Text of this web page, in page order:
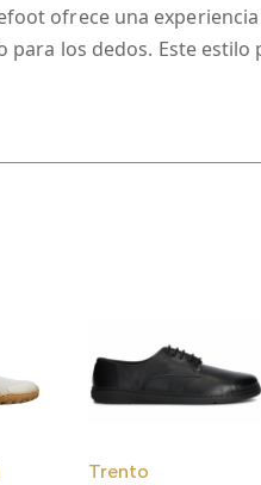
ofrece una
para los dedos. Este
Trento